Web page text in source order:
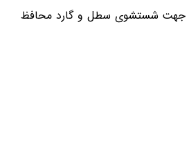
جهت شستشوی سطل و گارد محافظ